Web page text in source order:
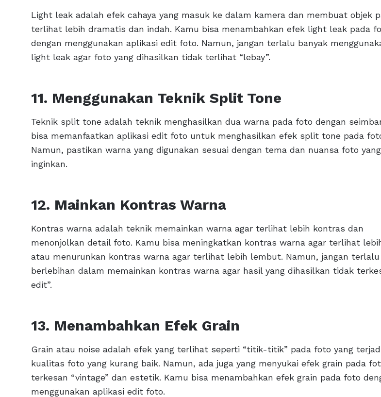
Light leak adalah efek cahaya yang masuk ke dalam kamera dan membuat objek
terlihat lebih dramatis dan indah. Kamu bisa menambahkan efek light leak pada
dengan menggunakan aplikasi edit foto. Namun, jangan terlalu banyak
light leak agar foto yang dihasilkan tidak terlihat “lebay”.
11. Menggunakan Teknik Split Tone
Teknik split tone adalah teknik menghasilkan dua warna pada foto dengan
bisa memanfaatkan aplikasi edit foto untuk menghasilkan efek split tone pada
Namun, pastikan warna yang digunakan sesuai dengan tema dan nuansa foto
inginkan.
12. Mainkan Kontras Warna
Kontras warna adalah teknik memainkan warna agar terlihat lebih kontras dan
menonjolkan detail foto. Kamu bisa meningkatkan kontras warna agar terlihat
atau menurunkan kontras warna agar terlihat lebih lembut. Namun, jangan terlalu
berlebihan dalam memainkan kontras warna agar hasil yang dihasilkan tidak
edit”.
13. Menambahkan Efek Grain
Grain atau noise adalah efek yang terlihat seperti “titik-titik” pada foto yang
kualitas foto yang kurang baik. Namun, ada juga yang menyukai efek grain pada
terkesan “vintage” dan estetik. Kamu bisa menambahkan efek grain pada foto
menggunakan aplikasi edit foto.